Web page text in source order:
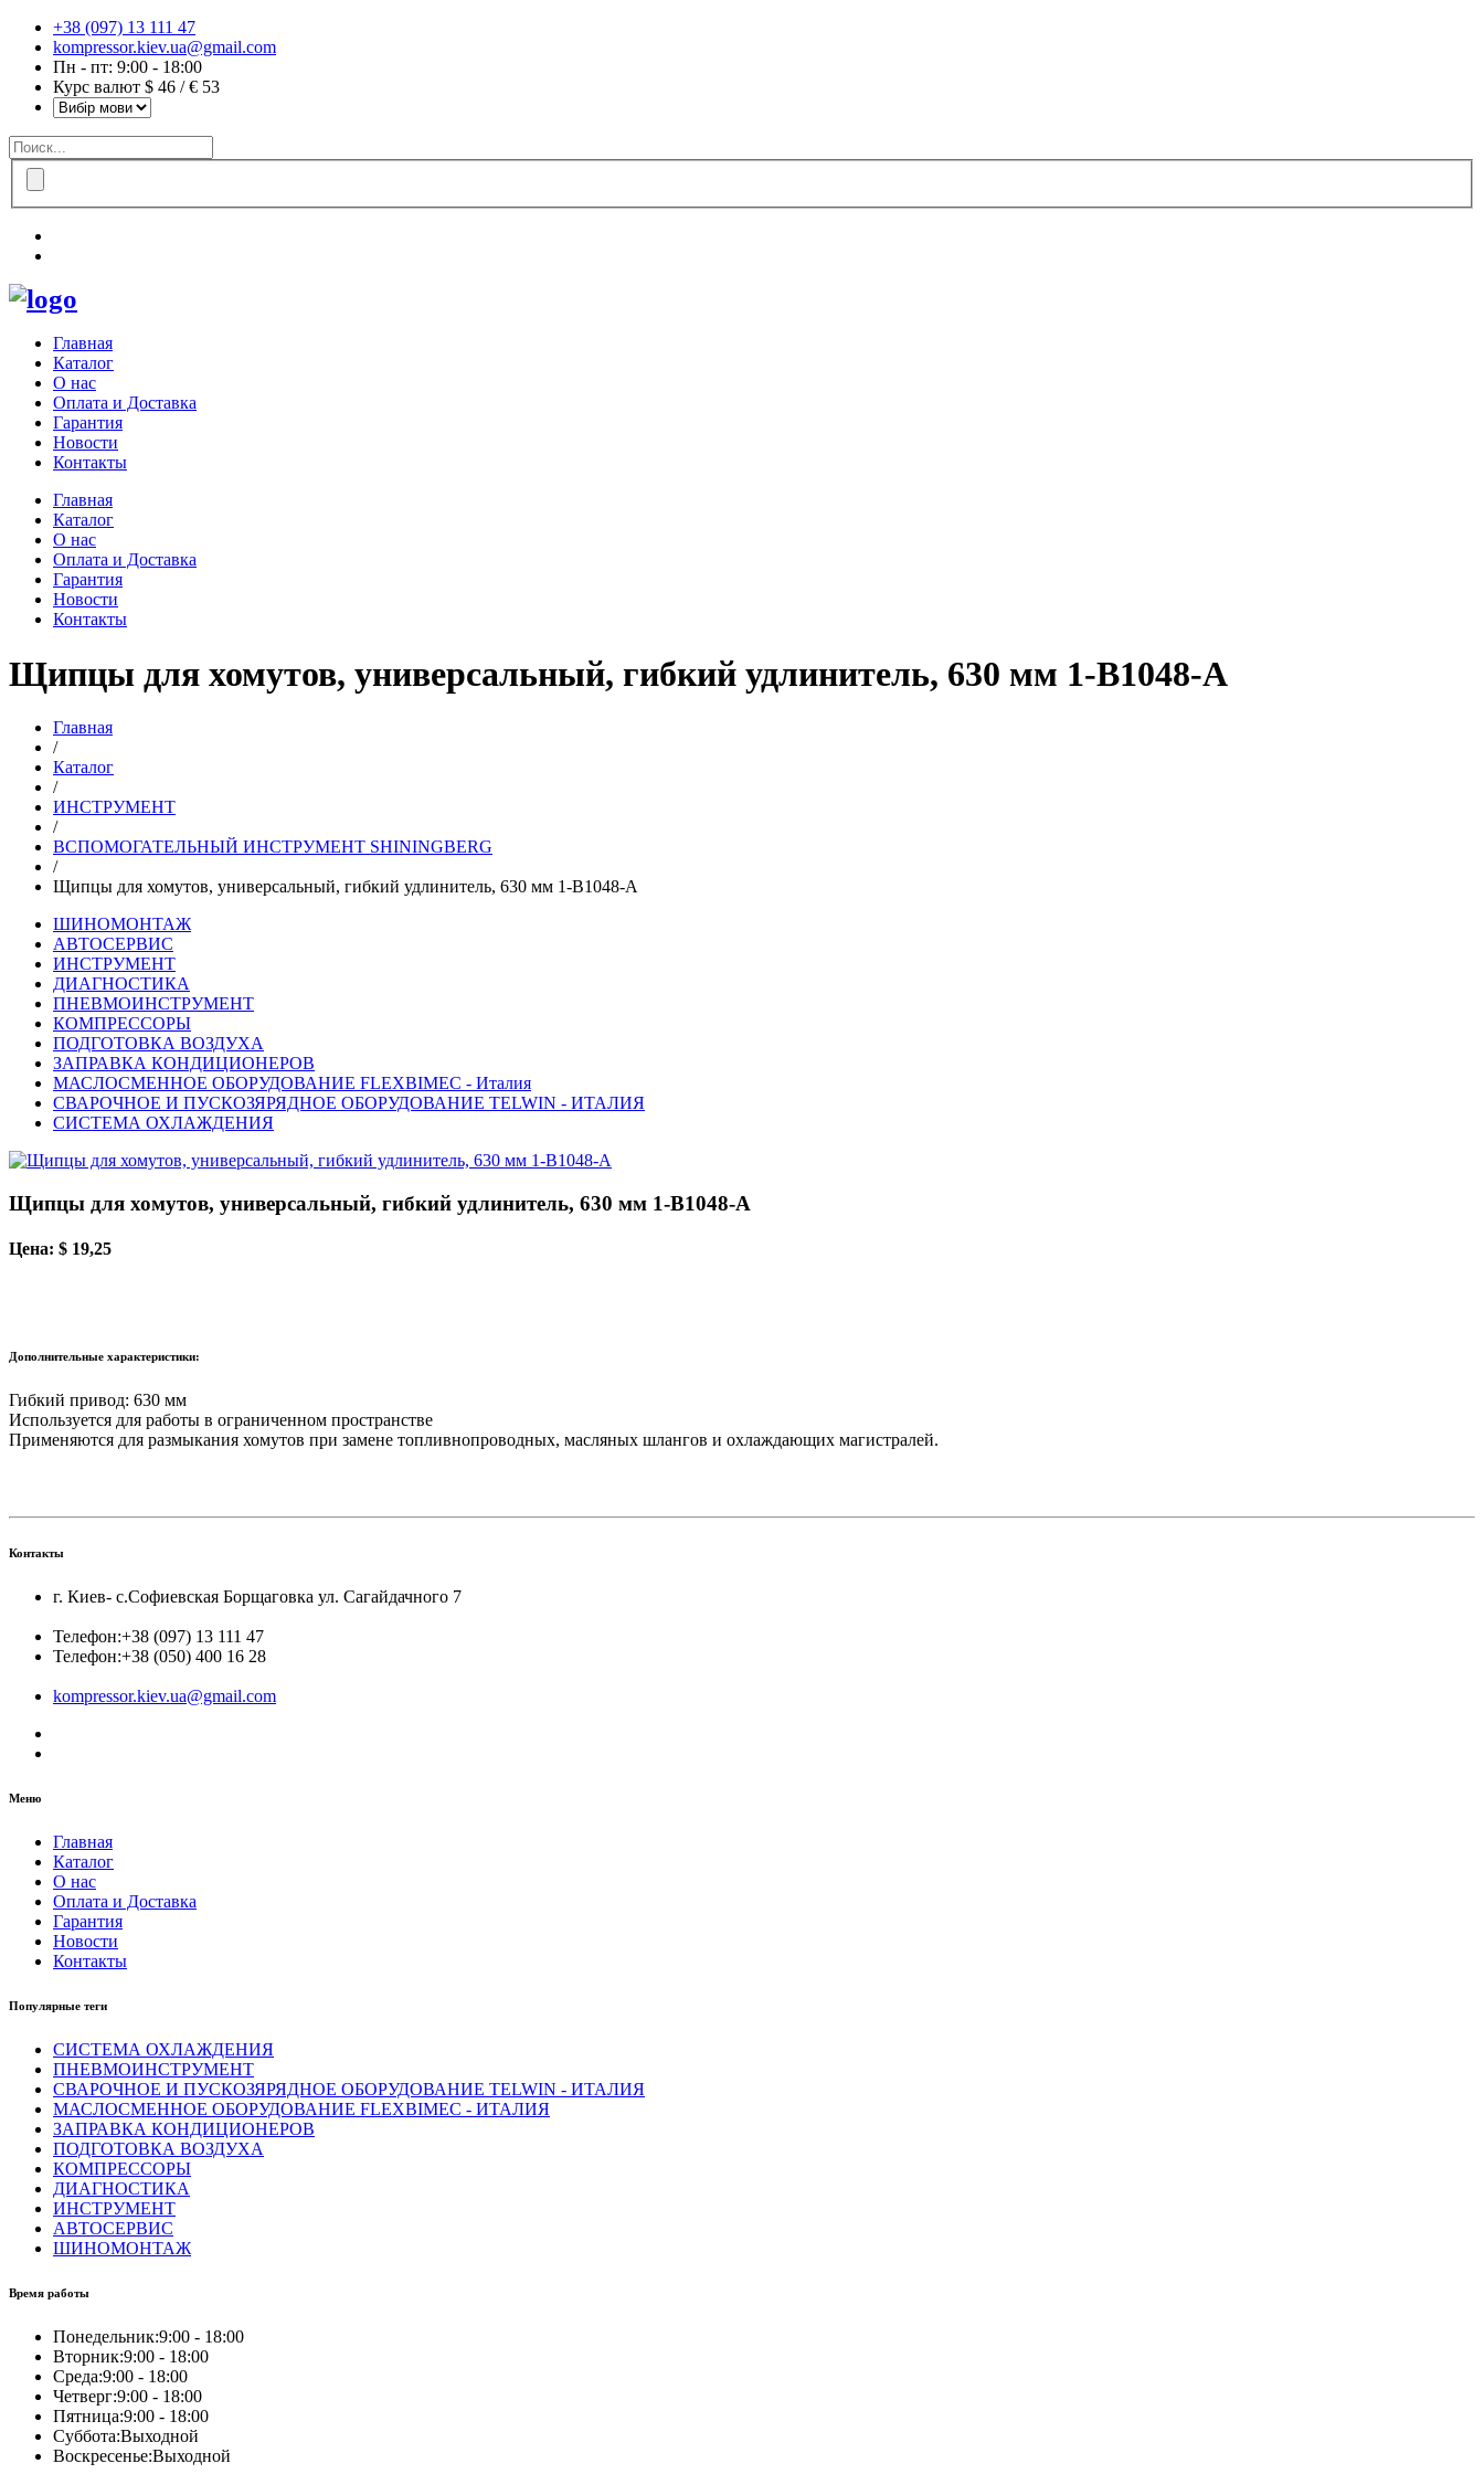
+38 (097) 13 111 47
kompressor.kiev.ua@gmail.com
Пн - пт: 9:00 - 18:00
Курс валют $ 46 / € 53
Главная
Каталог
О нас
Оплата и Доставка
Гарантия
Новости
Контакты
Главная
Каталог
О нас
Оплата и Доставка
Гарантия
Новости
Контакты
Щипцы для хомутов, универсальный, гибкий удлинитель, 630 мм 1-B1048-A
Главная
/
Каталог
/
ИНСТРУМЕНТ
/
ВСПОМОГАТЕЛЬНЫЙ ИНСТРУМЕНТ SHININGBERG
/
Щипцы для хомутов, универсальный, гибкий удлинитель, 630 мм 1-B1048-A
ШИНОМОНТАЖ
АВТОСЕРВИС
ИНСТРУМЕНТ
ДИАГНОСТИКА
ПНЕВМОИНСТРУМЕНТ
КОМПРЕССОРЫ
ПОДГОТОВКА ВОЗДУХА
ЗАПРАВКА КОНДИЦИОНЕРОВ
МАСЛОСМЕННОЕ ОБОРУДОВАНИЕ FLEXBIMEC - Италия
СВАРОЧНОЕ И ПУСКОЗЯРЯДНОЕ ОБОРУДОВАНИЕ TELWIN - ИТАЛИЯ
СИСТЕМА ОХЛАЖДЕНИЯ
Щипцы для хомутов, универсальный, гибкий удлинитель, 630 мм 1-B1048-A
Цена: $ 19,25
Дополнительные характеристики:
Гибкий привод: 630 мм
Используется для работы в ограниченном пространстве
Применяются для размыкания хомутов при замене топливнопроводных, масляных шлангов и охлаждающих магистралей.
Контакты
г. Киев- с.Софиевская Борщаговка ул. Сагайдачного 7
Телефон:+38 (097) 13 111 47
Телефон:+38 (050) 400 16 28
kompressor.kiev.ua@gmail.com
Меню
Главная
Каталог
О нас
Оплата и Доставка
Гарантия
Новости
Контакты
Популярные теги
СИСТЕМА ОХЛАЖДЕНИЯ
ПНЕВМОИНСТРУМЕНТ
СВАРОЧНОЕ И ПУСКОЗЯРЯДНОЕ ОБОРУДОВАНИЕ TELWIN - ИТАЛИЯ
МАСЛОСМЕННОЕ ОБОРУДОВАНИЕ FLEXBIMEC - ИТАЛИЯ
ЗАПРАВКА КОНДИЦИОНЕРОВ
ПОДГОТОВКА ВОЗДУХА
КОМПРЕССОРЫ
ДИАГНОСТИКА
ИНСТРУМЕНТ
АВТОСЕРВИС
ШИНОМОНТАЖ
Время работы
Понедельник:9:00 - 18:00
Вторник:9:00 - 18:00
Среда:9:00 - 18:00
Четверг:9:00 - 18:00
Пятница:9:00 - 18:00
Суббота:Выходной
Воскресенье:Выходной